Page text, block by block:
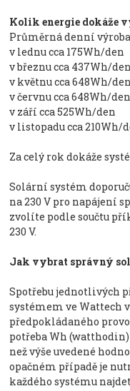
Kolik energie dokáže
Průměrná denní
v lednu cca 175Wh/den
v březnu cca 437Wh/den
v květnu cca 648Wh/den
v červnu cca 648Wh/den
v září cca 525Wh/den
v listopadu cca 210Wh/
Za celý rok dokáže
Solární systém
na 230 V pro napájení
zvolíte podle součtu
230 V.
Jak vybrat správný
Spotřebu jednotlivých
systémem ve Wattech
předpokládaného
potřeba Wh
než výše uvedené
opačném případě je
každého systému